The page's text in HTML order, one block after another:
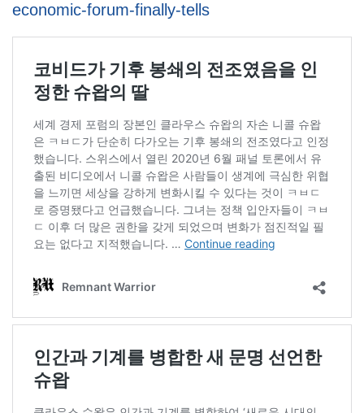
economic-forum-finally-tells